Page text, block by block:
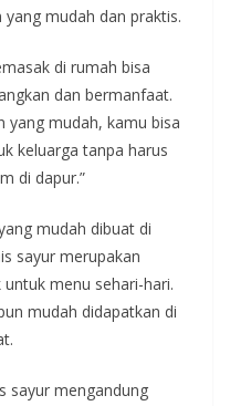
mudah dan praktis.
di rumah bisa
dan bermanfaat.
yang mudah, kamu bisa
keluarga tanpa harus
di dapur.”
mudah dibuat di
sayur merupakan
menu sehari-hari.
mudah didapatkan di
sayur mengandung